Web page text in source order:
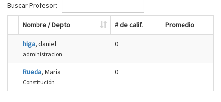
Buscar Profesor:
Nombre / Depto # de calif. Promedio
higa, daniel
administracion
0
Rueda, Maria
Constitución
0